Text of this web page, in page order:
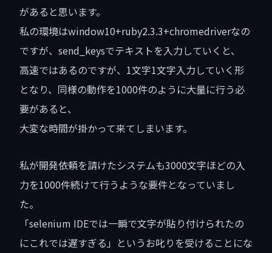
があると思います。
私の環境はwindow10+ruby2.3.3+chromedriverなの
ですが、send_keysでテキストを入力していくと、
高速ではあるのですが、1文字1文字入力していく形
となり、同様の動作を1000件のように大量に行う必
要があると、
大変な時間が掛かって来てしまいます。
私が開発依頼を請けたシステムも3000文字ほどの入
力を1000件続けて行うような要件となっていまし
た。
「selenium IDEでは一瞬で文字が貼り付けられたの
にこれでは遅すぎる」というお叱りを受けることにな